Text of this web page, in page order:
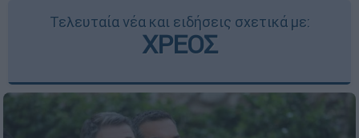
Τελευταία νέα και ειδήσεις σχετικά με:
ΧΡΕΟΣ